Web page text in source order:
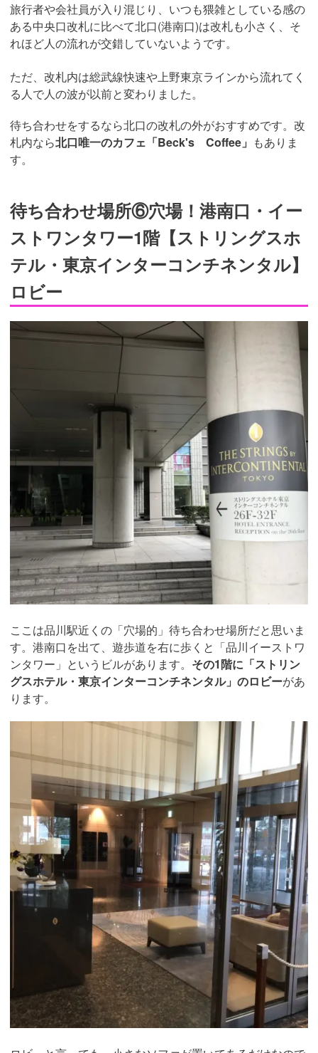
旅行者や会社員が入り混じり、いつも猥雑としている感の
ある中央口改札に比べて北口(港南口)は改札も小さく、そ
れほど人の流れが交錯していないようです。
ただ、改札内は総武線快速や上野東京ラインから流れてく
る人で人の波が以前と変わりました。
待ち合わせをするなら北口の改札の外がおすすめです。改
札内なら北口唯一のカフェ「Beck's Coffee」 もありま
す。
待ち合わせ場所⑥穴場！港南口・イー
ストワンタワー1階【ストリングスホ
テル・東京インターコンチネンタル】
ロビー
ここは品川駅近くの「穴場的」待ち合わせ場所だと思いま
す。港南口を出て、遊歩道を右に歩くと「品川イーストワ
ンタワー」というビルがあります。 その1階に「ストリン
グスホテル・東京インターコンチネンタル」のロビーがあ
ります。